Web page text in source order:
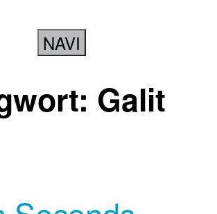
NAVI
Galit